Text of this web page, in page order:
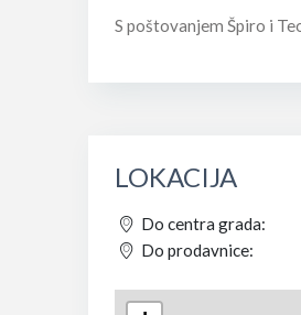
S poštovanjem Špiro i
LOKACIJA
Do centra grada:
Do prodavnice: